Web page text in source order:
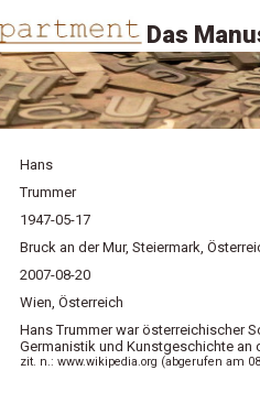
Das
Hans
Trummer
1947-05-17
Bruck an der Mur, Steiermark,
2007-08-20
Wien, Österreich
Hans Trummer war österreichischer
Germanistik und Kunstgeschichte an
zit. n.: www.wikipedia.org (abgerufen am